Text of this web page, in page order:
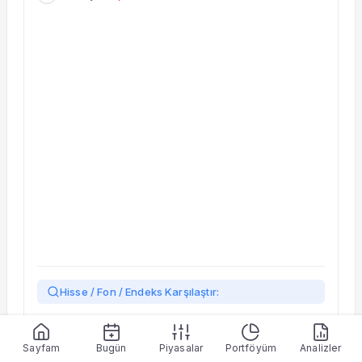
Hisse / Fon / Endeks Karşılaştır:
Yükleniyor…
Sayfam
Bugün Piyasalar Portföyüm Analizler